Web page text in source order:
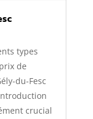
types
de
du-Fesc
crucial